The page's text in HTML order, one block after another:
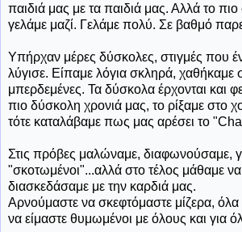
παιδιά μας με τα παιδιά μας. Αλλά το πιο
γελάμε μαζί. Γελάμε πολύ. Σε βαθμό
Υπήρχαν μέρες δύσκολες, στιγμές που
λύγισε. Είπαμε λόγια σκληρά, χαθήκαμε
μπερδεμένες. Τα δύσκολα έρχονται και
πιο δύσκολη χρονιά μας, το ρίξαμε στο
τότε καταλάβαμε πως μας αρέσει το
Στις πρόβες μαλώναμε, διαφωνούσαμε,
"σκοτωμένοι"...αλλά στο τέλος μάθαμε
διασκεδάσαμε με την καρδιά μας.
Αρνούμαστε να σκεφτόμαστε μίζερα, όλα
να είμαστε θυμωμένοι με όλους και για